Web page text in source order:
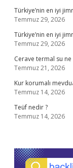
Türkiye’nin en iyi
Temmuz 29, 2026
Türkiye’nin en iyi
Temmuz 29, 2026
Cerave termal su ne
Temmuz 21, 2026
Kur korumalı
Temmuz 14, 2026
Teüf nedir ?
Temmuz 14, 2026